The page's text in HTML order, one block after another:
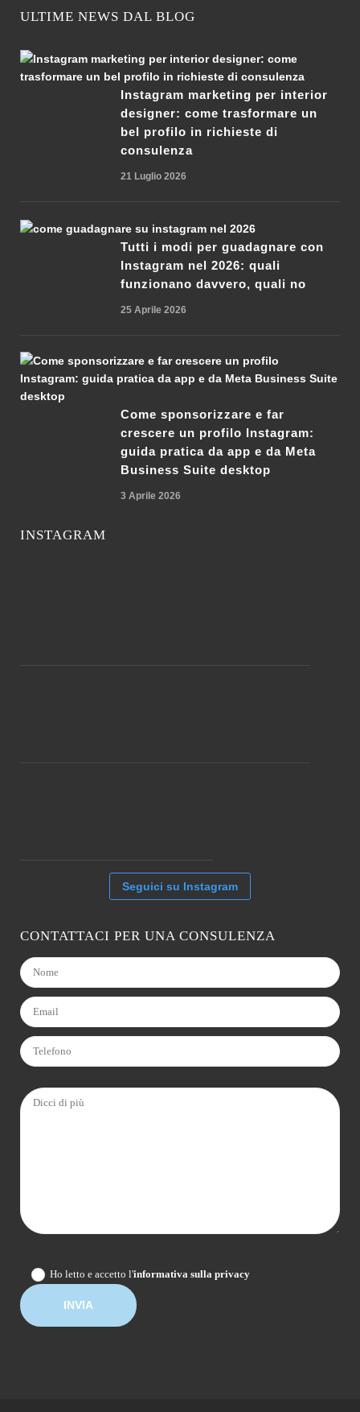
ULTIME NEWS DAL BLOG
Instagram marketing per interior
designer: come trasformare un
bel profilo in richieste di
consulenza
21 Luglio 2026
Tutti i modi per guadagnare con
Instagram nel 2026: quali
funzionano davvero, quali no
25 Aprile 2026
Come sponsorizzare e far
crescere un profilo Instagram:
guida pratica da app e da Meta
Business Suite desktop
3 Aprile 2026
INSTAGRAM
Seguici su Instagram
CONTATTACI PER UNA CONSULENZA
Ho letto e accetto l'informativa sulla privacy